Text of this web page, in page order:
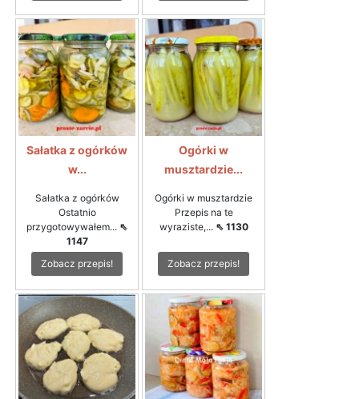
Sałatka z ogórków
w...
Sałatka z ogórków
Ostatnio
przygotowywałem... ⇖
1147
Zobacz przepis!
Ogórki w
musztardzie...
Ogórki w musztardzie
Przepis na te
wyraziste,... ⇖ 1130
Zobacz przepis!